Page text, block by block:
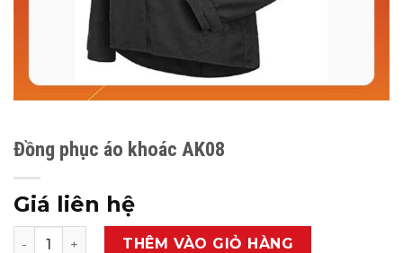
Đồng phục áo khoác AK08
Giá liên hệ
Đồng phục áo khoác AK08 số lượng
THÊM VÀO GIỎ HÀNG